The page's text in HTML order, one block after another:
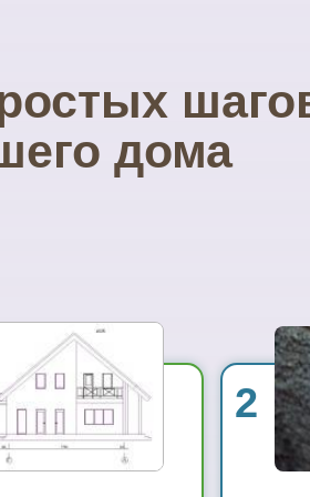
дома
2